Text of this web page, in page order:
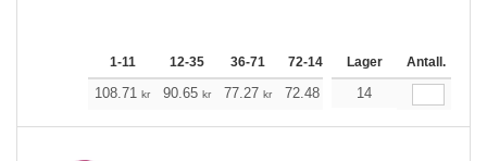
1-11 12-35 36-71 72-143 144-287 288 +
Lager Antall.
108.71 kr 90.65 kr 77.27 kr 72.48 68.91
14